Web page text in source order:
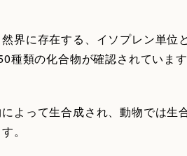
界に存在する、イソプレン単
種類の化合物が確認されています
よって生合成され、動物では生
。